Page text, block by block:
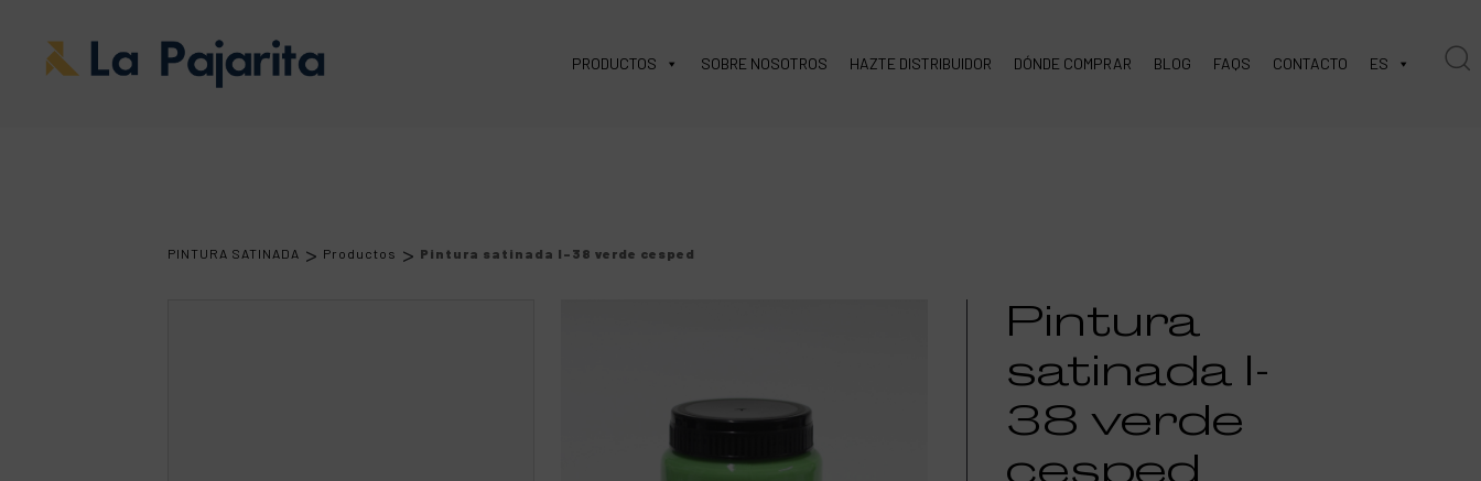
PRODUCTOS SOBRE NOSOTROS HAZTE DISTRIBUIDOR DÓNDE COMPRAR BLOG FAQS CONTACTO ES
PINTURA SATINADA > Productos > Pintura satinada l-38 verde cesped
Pintura
satinada l-
38 verde
cesped